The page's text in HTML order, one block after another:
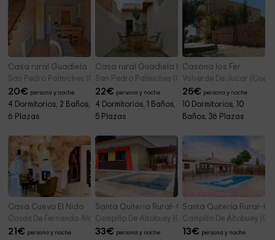
Casa rural Guadiela
San Pedro Palmiches (Cuenca)
20€ persona y noche
4 Dormitorios, 2 Baños,
6 Plazas
Casa rural Guadiela II
San Pedro Palmiches (Cuenca)
22€ persona y noche
4 Dormitorios, 1 Baños,
5 Plazas
Casona los Fer
Valverde De Jucar
25€ persona y noche
10 Dormitorios, 10
Baños, 36 Plazas
Casa Cueva El Nido
Casas De Fernando Alonso (Cuenca)
21€ persona y noche
Santa Quiteria Rural- Casa Quiteria
Campillo De Altobuey (Cuenca)
33€ persona y noche
Santa Quitería Rural-
Campillo De Altobuey
13€ persona y noche